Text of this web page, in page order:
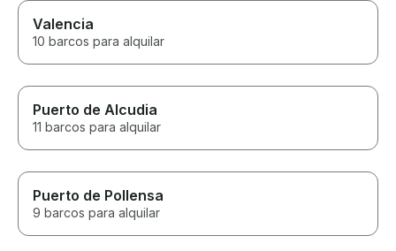
Valencia
10 barcos para alquilar
Puerto de Alcudia
11 barcos para alquilar
Puerto de Pollensa
9 barcos para alquilar